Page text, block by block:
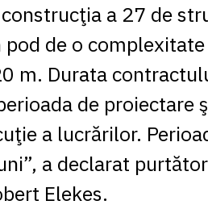
a 27 de
pod de o
m. Durata
de proiectare
a lucrărilor.
a declarat
Elekes.